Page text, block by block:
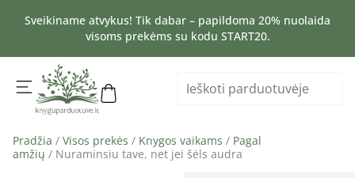
Sveikiname atvykus! Tik dabar – papildoma 20% nuolaida
visoms prekėms su kodu START20.
Pradžia / Visos prekės / Knygos vaikams / Pagal
amžių / Nuraminsiu tave, net jei šėls audra